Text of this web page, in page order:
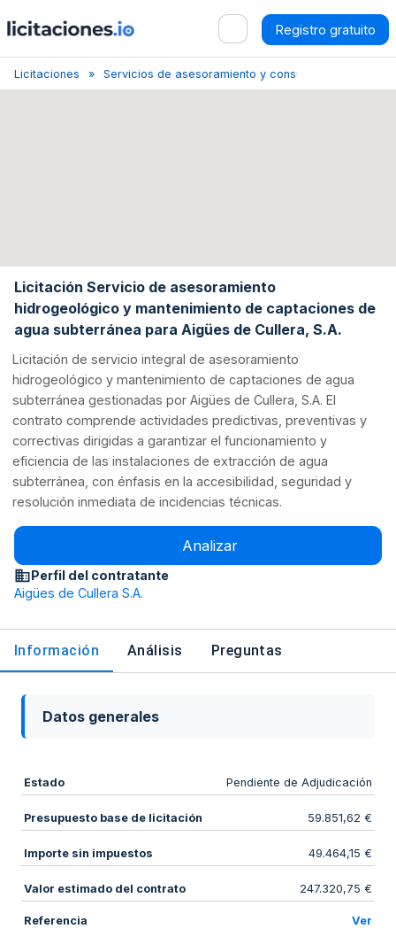
Registro gratuito
Licitaciones Servicios de asesoramiento y consultoría en
Licitación Servicio de asesoramiento
hidrogeológico y mantenimiento de captaciones de
agua subterránea para Aigües de Cullera, S.A.
Licitación de servicio integral de asesoramiento
hidrogeológico y mantenimiento de captaciones de agua
subterránea gestionadas por Aigües de Cullera, S.A. El
contrato comprende actividades predictivas, preventivas y
correctivas dirigidas a garantizar el funcionamiento y
eficiencia de las instalaciones de extracción de agua
subterránea, con énfasis en la accesibilidad, seguridad y
resolución inmediata de incidencias técnicas.
Analizar
Perfil del contratante
Aigües de Cullera S.A.
Información Análisis Preguntas
Datos generales
Estado Pendiente de Adjudicación
Presupuesto base de licitación 59.851,62 €
Importe sin impuestos 49.464,15 €
Valor estimado del contrato 247.320,75 €
Referencia Ver